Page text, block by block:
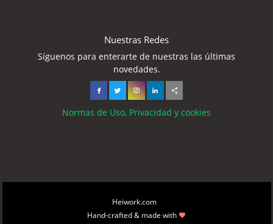
Nuestras Redes
Síguenos para enterarte de nuestras las últimas
novedades.
Normas de Uso, Privacidad y cookies
Heiwork.com
Hand-crafted & made with